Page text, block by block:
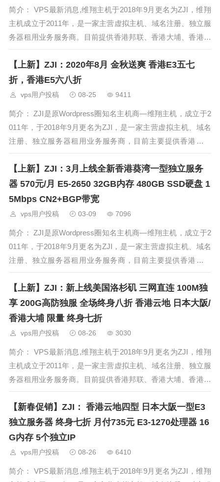
简介： VPS最新消息,维翔主机于2018年9月更名为ZJI，维翔
主机成立于2011年，是一家主营虚拟主机、域名注册、独立服
务器租用业务服务商。目前提供香港邦联、香港大埔、香港云
地、日本东京独立服务器租用。ZJI目前主营业务主要从事虚拟
主机及独立服务器销售
【上新】ZJI：2020年8月 金秋送爽 香港E3五七
折，香港E5六八折
vps用户投稿 08-25 9411
简介： ZJI是原Wordpress圈知名主机商—维翔主机，成立于2
011年，于2018年9月更名为ZJI，是一家主营虚拟主机、域名
注册、独立服务器租用业务服务商，目前主要提供香港、日
本、美国独立服务器（自营/数据中心直营）租用，及VDS、虚
拟主机空间、域名注
【上新】ZJI：3月上线全新香港葵湾一型独立服务
器 570元/月 E5-2650 32GB内存 480GB SSD硬盘 1
5Mbps CN2+BGP带宽
vps用户投稿 03-09 7096
简介： ZJI是原Wordpress圈知名主机商—维翔主机，成立于2
011年，于2018年9月更名为ZJI，是一家主营虚拟主机、域名
注册、独立服务器租用业务服务商，目前主要提供香港、日
本、美国独立服务器（自营/数据中心直营）租用，及VDS、虚
拟主机空间、域名注
【上新】ZJI：新上线美国洛杉矶 三网直连 100M独
享 200G高防独服 全场终身八折 香港云地 日本大阪/
香港大埔 限量 终身七折
vps用户投稿 08-26 3030
简介： VPS最新消息,维翔主机于2018年9月更名为ZJI，维翔
主机成立于2011年，是一家主营虚拟主机、域名注册、独立服
务器租用业务服务商。目前提供香港邦联、香港大埔、香港云
地、日本东京独立服务器租用。ZJI目前主营业务主要从事虚拟
主机及独立服务器销售
【新春促销】ZJI： 香港云地四型 日本大阪一型E3
独立服务器 终身七折 月付735元 E3-1270处理器 16
G内存 5个独立IP
vps用户投稿 08-26 6410
简介： VPS最新消息,维翔主机于2018年9月更名为ZJI，维翔